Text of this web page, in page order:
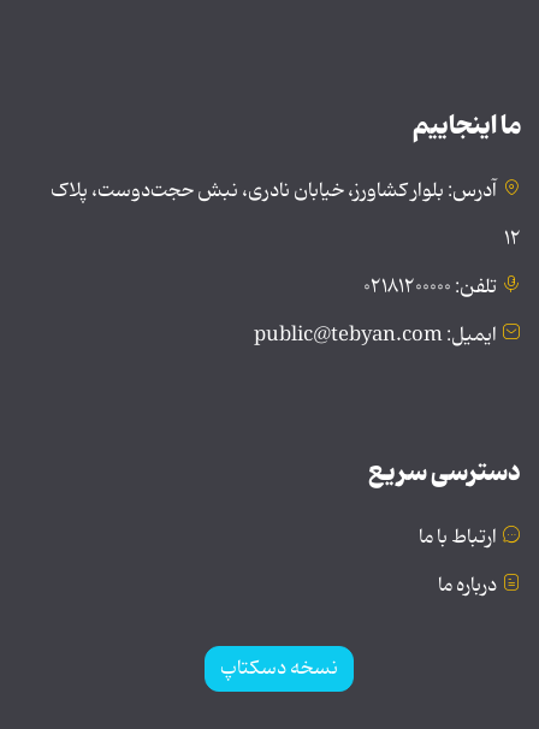
ما اینجاییم
آدرس: بلوار کشاورز، خیابان نادری، نبش حجت‌دوست، پلاک
۱۲
تلفن: ۰۲۱۸۱۲۰۰۰۰۰
ایمیل: public@tebyan.com
دسترسی سریع
ارتباط با ما
درباره ما
نسخه دسکتاپ